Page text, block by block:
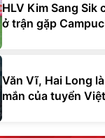
HLV Kim Sang Sik
ở trận gặp
Văn Vĩ, Hai Long
mắn của tuyển